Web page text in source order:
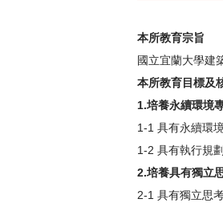
本所教育宗旨
國立宜蘭大學建
本所教育目標及
1.培養永續環境
1-1 具有永續環
1-2 具有執行規
2.培養具有獨立
2-1 具有獨立思